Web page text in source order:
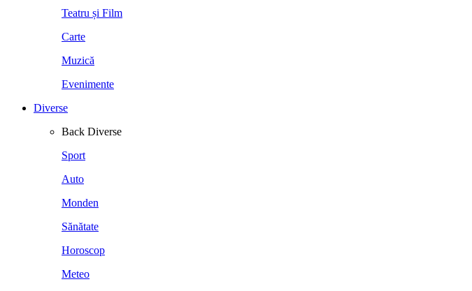
Teatru și Film
Carte
Muzică
Evenimente
Diverse
Back Diverse
Sport
Auto
Monden
Sănătate
Horoscop
Meteo